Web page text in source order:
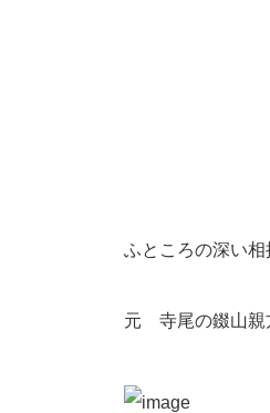
ふところの深い相
元 寺尾の錣山親